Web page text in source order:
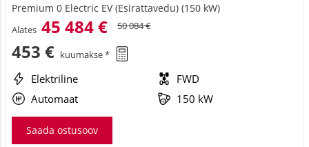
Premium 0 Electric EV (Esirattavedu) (150 kW)
Alates 45 484 € 50 084 €
453 € kuumakse *
Elektriline
FWD
Automaat
150 kW
Saada ostusoov